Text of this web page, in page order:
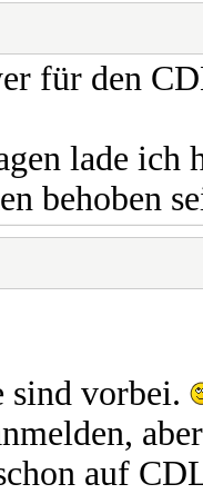
für den
lade
behoben
sind vorbei.
auf